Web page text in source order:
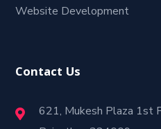
Website Development
Contact Us
621, Mukesh Plaza 1st